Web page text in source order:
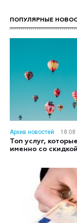
ПОПУЛЯРНЫЕ
Архив новостей
18:08
Топ услуг,
именно со скидкой